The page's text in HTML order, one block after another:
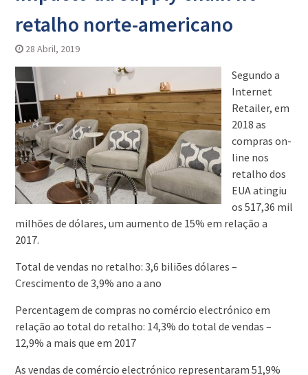
retalho norte-americano
28 Abril, 2019
Segundo a
Internet
Retailer, em
2018 as
compras on-
line nos
retalho dos
EUA atingiu
os 517,36 mil
milhões de dólares, um aumento de 15% em relação a
2017.
Total de vendas no retalho: 3,6 biliões dólares –
Crescimento de 3,9% ano a ano
Percentagem de compras no comércio electrónico em
relação ao total do retalho: 14,3% do total de vendas –
12,9% a mais que em 2017
As vendas de comércio electrónico representaram 51,9%